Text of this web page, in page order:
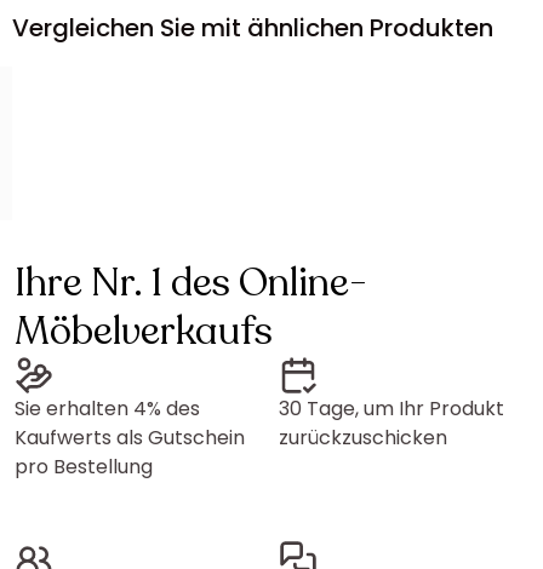
Vergleichen Sie mit ähnlichen Produkten
Ihre Nr. 1 des Online-
Möbelverkaufs
Sie erhalten 4% des
Kaufwerts als Gutschein
pro Bestellung
30 Tage, um Ihr Produkt
zurückzuschicken